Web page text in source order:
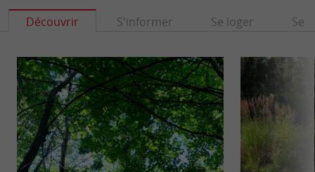
Découvrir S'informer Se loger Se